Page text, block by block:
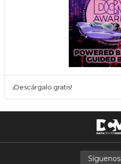
¡Descárgalo gratis!
Síguenos